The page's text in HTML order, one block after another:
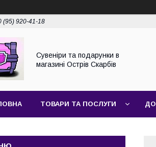
(95) 920-41-18
Сувеніри та подарунки в
магазині Острів Скарбів
ТОВАРИ ТА ПОСЛУГИ